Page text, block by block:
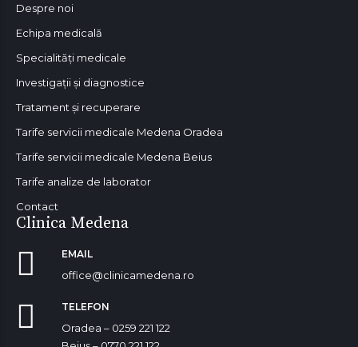
Despre noi
Echipa medicală
Specialități medicale
Investigații și diagnostice
Tratament și recuperare
Tarife servicii medicale Medena Oradea
Tarife servicii medicale Medena Beius
Tarife analize de laborator
Contact
Clinica Medena
EMAIL
office@clinicamedena.ro
TELEFON
Oradea – 0259 221 122